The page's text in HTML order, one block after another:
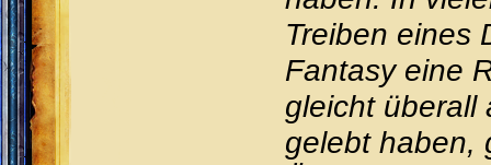
Treiben eines
Fantasy eine
gleicht überall
gelebt haben,